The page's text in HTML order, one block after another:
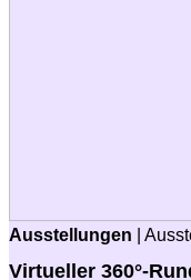
Ausstellungen |
Virtueller 360°-